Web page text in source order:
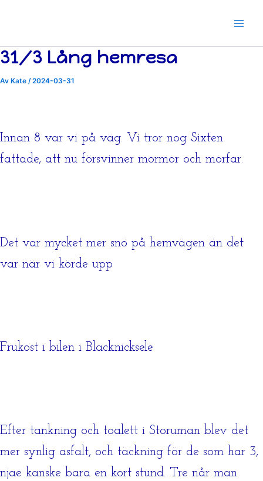
31/3 Lång hemresa
Av Kate /2024-03-31
Innan 8 var vi på väg. Vi tror nog Sixten
fattade, att nu försvinner mormor och morfar.
Det var mycket mer snö på hemvägen än det
var när vi körde upp
Frukost i bilen i Blacknicksele
Efter tankning och toalett i Storuman blev det
mer synlig asfalt, och täckning för de som har 3,
njae kanske bara en kort stund. Tre når man